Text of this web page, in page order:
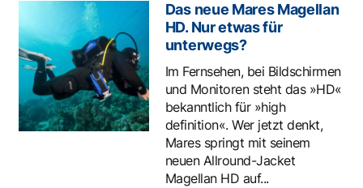
Das neue Mares Magellan
HD. Nur etwas für
unterwegs?
Im Fernsehen, bei Bildschirmen
und Monitoren steht das »HD«
bekanntlich für »high
definition«. Wer jetzt denkt,
Mares springt mit seinem
neuen Allround-Jacket
Magellan HD auf...